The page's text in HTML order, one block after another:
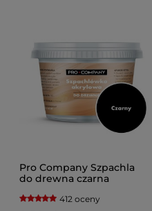
Pro Company Szpachla
do drewna czarna
412 oceny